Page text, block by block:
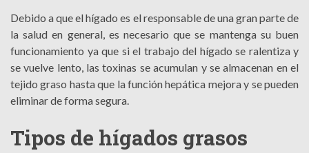
Debido a que el hígado es el responsable de una gran parte de
la salud en general, es necesario que se mantenga su buen
funcionamiento ya que si el trabajo del hígado se ralentiza y
se vuelve lento, las toxinas se acumulan y se almacenan en el
tejido graso hasta que la función hepática mejora y se pueden
eliminar de forma segura.
Tipos de hígados grasos